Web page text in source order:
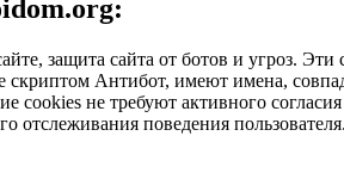
защита сайта от ботов и угроз.
скриптом Антибот, имеют имена,
не требуют активного
поведения